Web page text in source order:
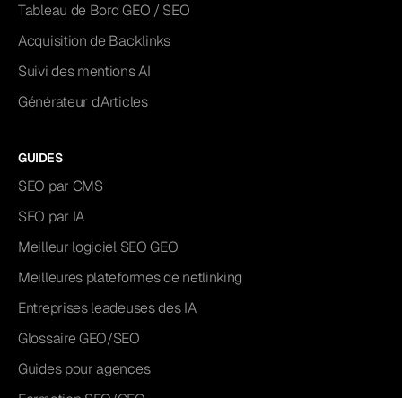
Tableau de Bord GEO / SEO
Acquisition de Backlinks
Suivi des mentions AI
Générateur d'Articles
GUIDES
SEO par CMS
SEO par IA
Meilleur logiciel SEO GEO
Meilleures plateformes de netlinking
Entreprises leadeuses des IA
Glossaire GEO/SEO
Guides pour agences